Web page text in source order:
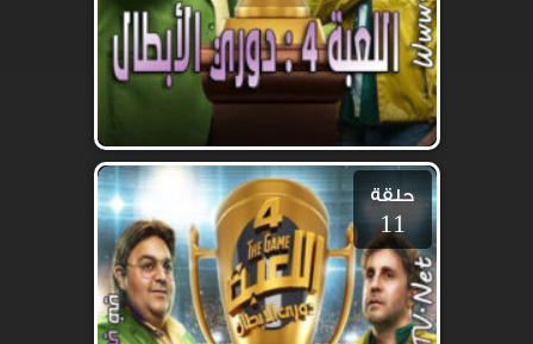
حلقة
11